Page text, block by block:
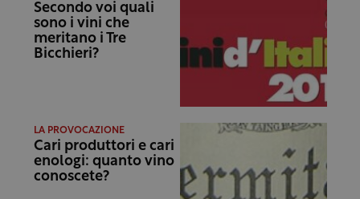
Secondo voi quali
sono i vini che
meritano i Tre
Bicchieri?
LA PROVOCAZIONE
Cari produttori e cari
enologi: quanto vino
conoscete?